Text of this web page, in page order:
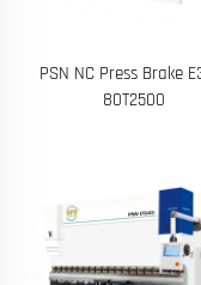
PSN NC Press Brake
80T2500